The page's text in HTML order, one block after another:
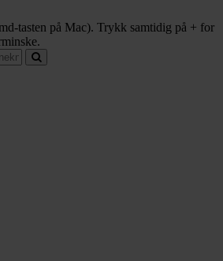
tasten på Mac). Trykk samtidig på + for